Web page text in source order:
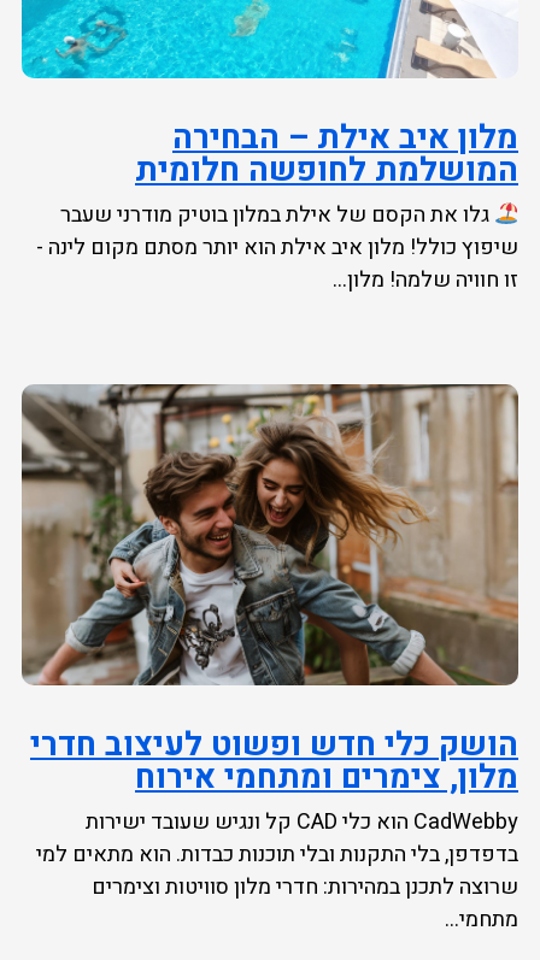
מלון איב אילת – הבחירה
המושלמת לחופשה חלומית
גלו את הקסם של אילת במלון בוטיק מודרני שעבר
שיפוץ כולל! מלון איב אילת הוא יותר מסתם מקום לינה -
זו חוויה שלמה! מלון...
הושק כלי חדש ופשוט לעיצוב חדרי
מלון, צימרים ומתחמי אירוח
CadWebby הוא כלי CAD קל ונגיש שעובד ישירות
בדפדפן, בלי התקנות ובלי תוכנות כבדות. הוא מתאים למי
שרוצה לתכנן במהירות: חדרי מלון סוויטות וצימרים
מתחמי...